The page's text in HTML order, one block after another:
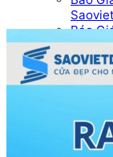
Báo
Tin tức
Tin
Mẫu
Tài
Videos